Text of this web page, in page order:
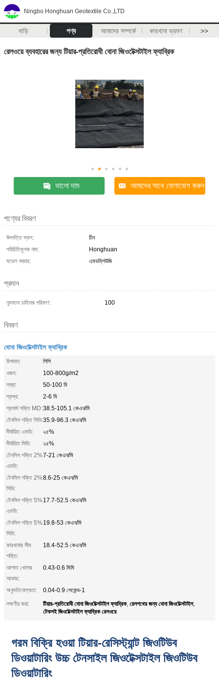
Ningbo Honghuan Geotextile Co.,LTD
বাড়ি পণ্য আমাদের সম্পর্কে কারখানা ভ্রমণ >>
রেলওয়ে ব্যবহারের জন্য টিয়ার-প্রতিরোধী বোনা জিওটেক্সটাইল ফ্যাব্রিক
ভালো দাম আমাদের সাথে যোগাযোগ করুন
পণ্যের বিবরণ
উৎপত্তি স্থল:
চীন
পরিচিতিমুলক নাম:
Honghuan
মডেল নম্বার:
এমডব্লিউজি
প্রদান
ন্যূনতম চাহিদার পরিমাণ: 100
বিবরণ
বোনা জিওটেক্সটাইল ফ্যাব্রিক
উপাদান:
পিপি
ওজন:
100-800g/m2
লম্বা:
50-100 মি
প্রস্থ:
2-6 মি
প্রসার্য শক্তি MD:38.5-105.1 কেএন/মি
টেনসিল শক্তি সিডি:35.9-96.3 কেএন/মি
দীর্ঘায়িত এমডি:
২৫%
দীর্ঘায়িত সিডি:
২৫%
টেনসিল শক্তি 2%
এমডি:
7-21 কেএন/মি
টেনসিল শক্তি 2%
সিডি:
8.6-25 কেএন/মি
টেনসিল শক্তি 5%
এমডি:
17.7-52.5 কেএন/মি
টেনসিল শক্তি 5%
সিডি:
19.8-53 কেএন/মি
কারখানার সীম
শক্তি:
18.4-52.5 কেএন/মি
আপাত খোলার
আকার:
0.43-0.6 মিমি
অনুমতিযোগ্যতা:
0.04-0.9 সেকেন্ড-1
লক্ষণীয় করা:
টিয়ার-প্রতিরোধী বোনা জিওটেক্সটাইল ফ্যাব্রিক, রেলপথের জন্য বোনা জিওটেক্সটাইল,
টেকসই জিওটেক্সটাইল ফ্যাব্রিক রেলওয়ে
গরম বিক্রি হওয়া টিয়ার-রেসিস্ট্যান্ট জিওটিউব
ডিওয়াটারিং উচ্চ টেনসাইল জিওটেক্সটাইল জিওটিউব
ডিওয়াটারিং